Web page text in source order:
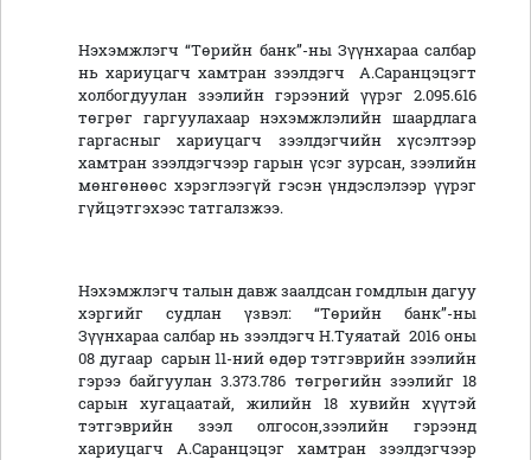
Нэхэмжлэгч “Төрийн банк”-ны Зүүнхараа салбар
нь хариуцагч хамтран зээлдэгч А.Саранцэцэгт
холбогдуулан зээлийн гэрээний үүрэг 2.095.616
төгрөг гаргуулахаар нэхэмжлэлийн шаардлага
гаргасныг хариуцагч зээлдэгчийн хүсэлтээр
хамтран зээлдэгчээр гарын үсэг зурсан, зээлийн
мөнгөнөөс хэрэглээгүй гэсэн үндэслэлээр үүрэг
гүйцэтгэхээс татгалзжээ.
Нэхэмжлэгч талын давж заалдсан гомдлын дагуу
хэргийг судлан үзвэл: “Төрийн банк”-ны
Зүүнхараа салбар нь зээлдэгч Н.Туяатай 2016 оны
08 дугаар сарын 11-ний өдөр тэтгэврийн зээлийн
гэрээ байгуулан 3.373.786 төгрөгийн зээлийг 18
сарын хугацаатай, жилийн 18 хувийн хүүтэй
тэтгэврийн зээл олгосон,зээлийн гэрээнд
хариуцагч А.Саранцэцэг хамтран зээлдэгчээр